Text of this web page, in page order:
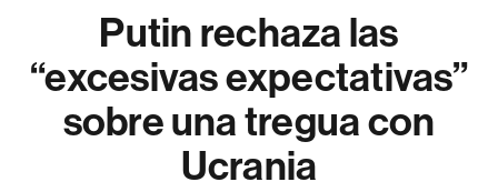
Putin rechaza las
“excesivas expectativas”
sobre una tregua con
Ucrania